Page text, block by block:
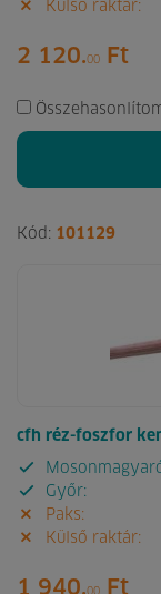
Külső raktár:
2 120.00 Ft
Kód: 101129
cfh réz-foszfor
Győr:
Paks:
Külső raktár:
1 940.00 Ft